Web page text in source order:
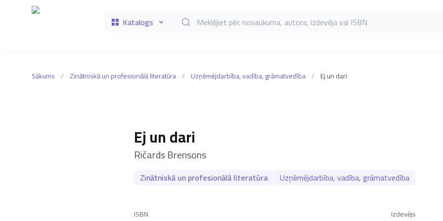
Katalogs Meklēt grāmatas pēc nosaukuma, autora, izdevēja vai ISBN
Sākums / Zinātniskā un profesionālā literatūra / Uzņēmējdarbība, vadība, grāmatvedība / Ej un dari
Ej un dari
–
Ričards Brensons
Zinātniskā un profesionālā literatūra Uzņēmējdarbība, vadība, grāmatvedība
ISBN Izdevējs